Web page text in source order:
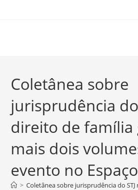
Coletânea sobre
jurisprudência do
direito de família
mais dois
evento no
> Coletânea sobre jurisprudência do